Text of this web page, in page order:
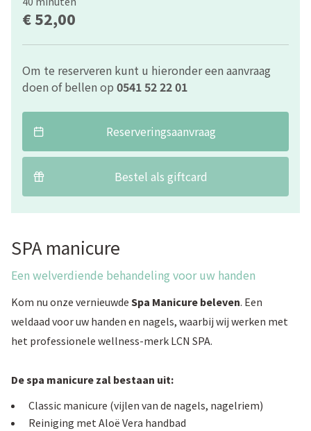
SPA manicure
Een welverdiende behandeling voor uw handen
Kom nu onze vernieuwde Spa Manicure beleven. Een
weldaad voor uw handen en nagels, waarbij wij werken met
het professionele wellness-merk LCN SPA.
De spa manicure zal bestaan uit:
Classic manicure (vijlen van de nagels, nagelriem)
Reiniging met Aloë Vera handbad
€ 52,00
Om te reserveren kunt u hieronder een aanvraag
doen of bellen op 0541 52 22 01
Reserveringsaanvraag
Bestel als giftcard